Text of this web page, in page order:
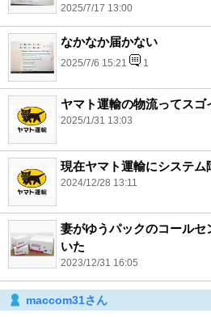
2025/7/17 13:00
なかなか届かない
2025/7/6 15:21 1
ヤマト運輸の物流ってスゴ
2025/1/31 13:03
現在ヤマト運輸にシステ
2024/12/28 13:11
妻がゆうパックのコールセ
いた
2023/12/31 16:05
maccom31さん